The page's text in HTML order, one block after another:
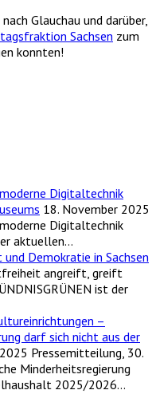
Glauchau und darüber,
Sachsen zum
konnten!
Digitaltechnik
18. November 2025
Digitaltechnik
aktuellen…
Demokratie in Sachsen
angreift, greift
ist der
–
darf sich nicht aus der
Pressemitteilung, 30.
Minderheitsregierung
2025/2026…